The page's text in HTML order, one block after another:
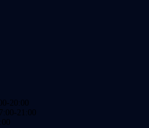
20:00
21:00